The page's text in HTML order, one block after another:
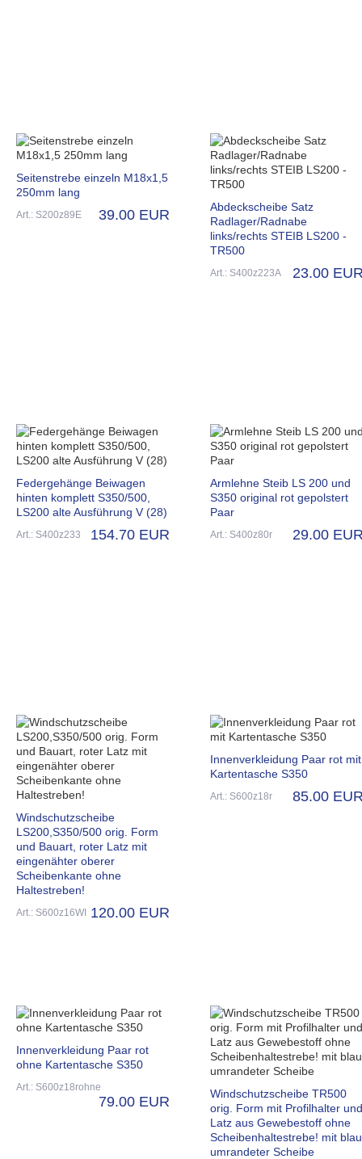
Seitenstrebe einzeln M18x1,5
250mm lang
Art.: S200z89E 39.00 EUR
Abdeckscheibe Satz
Radlager/Radnabe
links/rechts STEIB LS200 -
TR500
Art.: S400z223A 23.00
Federgehänge Beiwagen
hinten komplett S350/500,
LS200 alte Ausführung V (28)
Art.: S400z233 154.70 EUR
Armlehne Steib LS 200 und
S350 original rot gepolstert
Paar
Art.: S400z80r 29.00
Windschutzscheibe
LS200,S350/500 orig. Form
und Bauart, roter Latz mit
eingenähter oberer
Scheibenkante ohne
Haltestreben!
Art.: S600z16WI 120.00 EUR
Innenverkleidung Paar rot mit
Kartentasche S350
Art.: S600z18r 85.00
Innenverkleidung Paar rot
ohne Kartentasche S350
Art.: S600z18rohne
79.00 EUR
Windschutzscheibe TR500
orig. Form mit Profilhalter und
Latz aus Gewebestoff ohne
Scheibenhaltestrebe! mit blau
umrandeter Scheibe